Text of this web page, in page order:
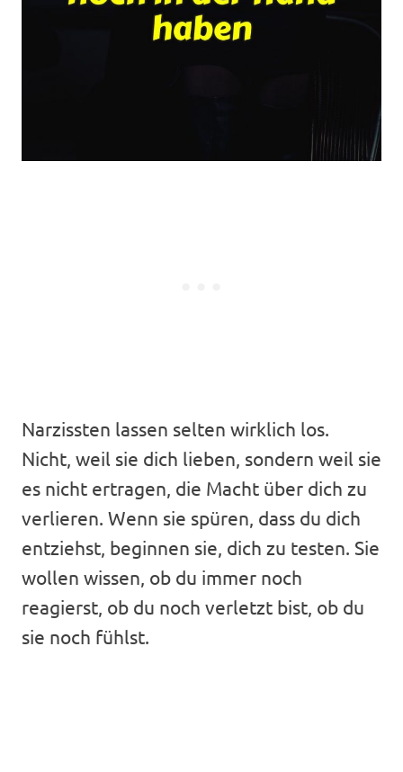
Narzissten lassen selten wirklich los.
Nicht, weil sie dich lieben, sondern weil sie
es nicht ertragen, die Macht über dich zu
verlieren. Wenn sie spüren, dass du dich
entziehst, beginnen sie, dich zu testen. Sie
wollen wissen, ob du immer noch
reagierst, ob du noch verletzt bist, ob du
sie noch fühlst.